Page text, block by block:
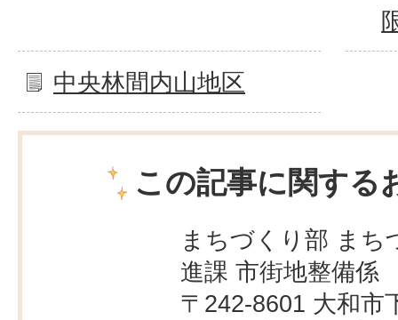
中央林間内山地区
この記事に関する
まちづくり部 まち
進課 市街地整備係
〒242-8601 大和市